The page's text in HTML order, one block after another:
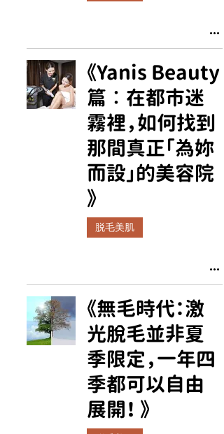
《Yanis Beauty
篇︰在都市迷
霧裡，如何找到
那間真正「為妳
而設」的美容院
》
脱毛美肌
《無毛時代：激
光脫毛並非夏
季限定，一年四
季都可以自由
展開！ 》